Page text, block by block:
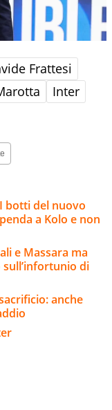
Frattesi
Inter
botti del nuovo
a Kolo e non
e Massara ma
di
anche